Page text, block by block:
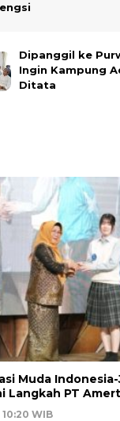
Dipanggil ke
Ingin Kampung
Ditata
Muda
Langkah PT
WIB